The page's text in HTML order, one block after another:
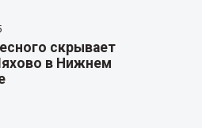
скрывает
в Нижнем